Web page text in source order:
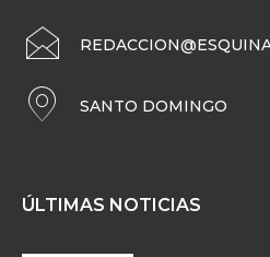
SANTO DOMINGO
ÚLTIMAS NOTICIAS